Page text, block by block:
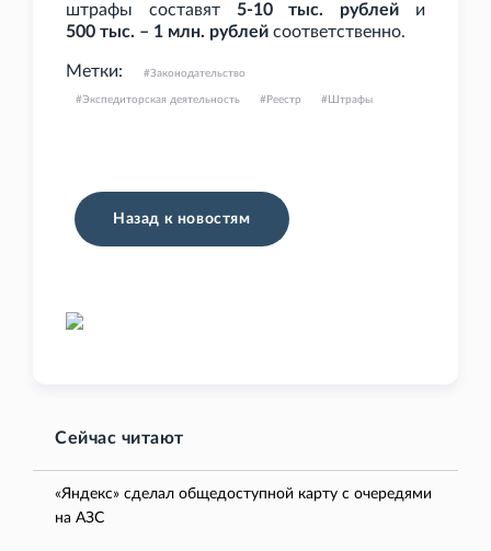
штрафы составят 5-10 тыс. рублей и
500 тыс. – 1 млн. рублей соответственно.
Метки: Законодательство
Экспедиторская деятельность Реестр Штрафы
Назад к новостям
Сейчас читают
«Яндекс» сделал общедоступной карту с очередями
на АЗС